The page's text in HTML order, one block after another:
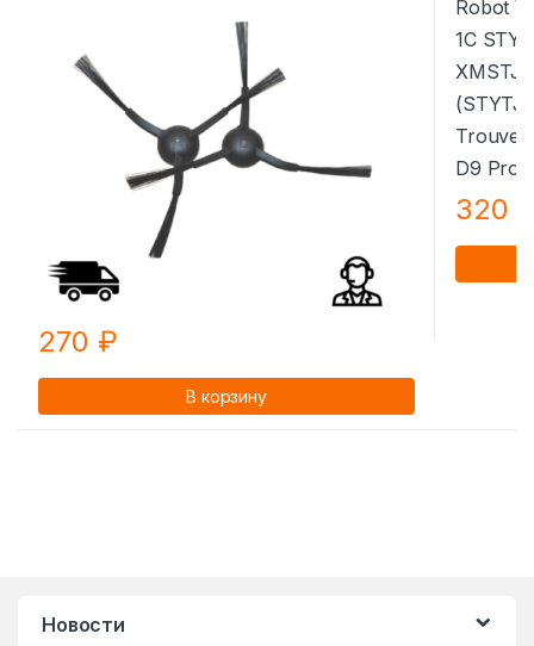
270 ₽
В корзину
320
Новости